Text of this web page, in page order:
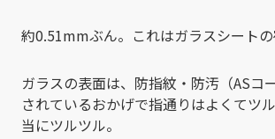
約0.51mmぶん。これはガラスシートの
ガラスの表面は、防指紋・防汚（ASコ
されているおかげで指通りはよくてツ
当にツルツル。